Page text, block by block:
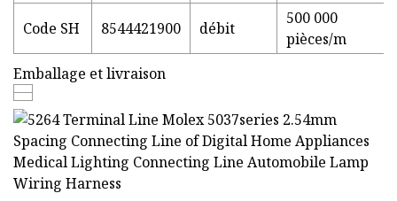
Code SH 8544421900 débit
500 000
pièces/m
Emballage et livraison